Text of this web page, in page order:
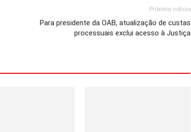
Próxima notícia
Para presidente da OAB, atualização de custas
processuais exclui acesso à Justiça